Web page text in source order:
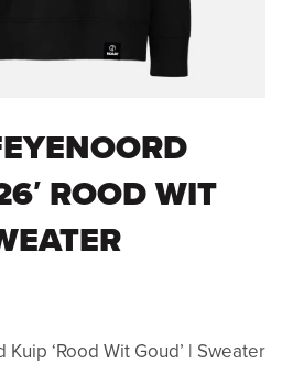
ROOD WIT
Kuip ‘Rood Wit Goud’ | Sweater